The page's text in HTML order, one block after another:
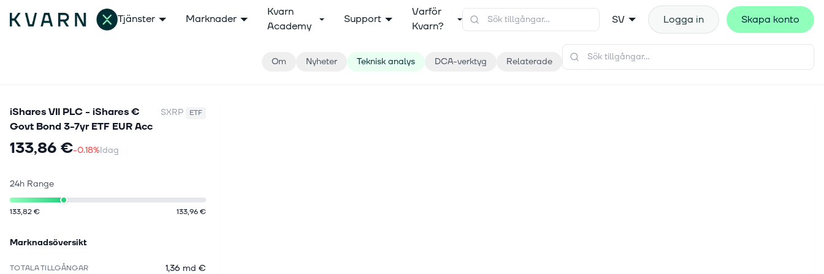
Tjänster Marknader
Kvarn
Academy
Support
Varför
Kvarn?
SV Logga in Skapa konto
Om Nyheter Teknisk analys DCA-verktyg Relaterade
iShares VII PLC - iShares €
Govt Bond 3-7yr ETF EUR Acc
SXRP ETF
133,86 €-0.18%Idag
24h Range
133,82 € 133,96 €
Marknadsöversikt
TOTALA TILLGÅNGAR 1,36 md €